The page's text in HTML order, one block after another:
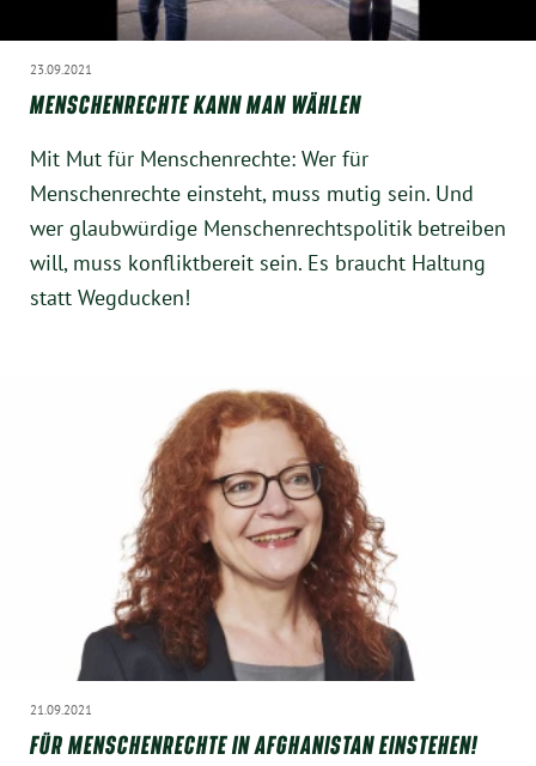
23.09.2021
MENSCHENRECHTE KANN MAN WÄHLEN
Mit Mut für Menschenrechte: Wer für
Menschenrechte einsteht, muss mutig sein. Und
wer glaubwürdige Menschenrechtspolitik betreiben
will, muss konfliktbereit sein. Es braucht Haltung
statt Wegducken!
21.09.2021
FÜR MENSCHENRECHTE IN AFGHANISTAN EINSTEHEN!